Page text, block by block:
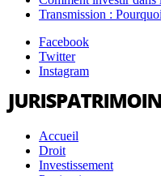
Transmission :
Facebook
Twitter
Instagram
Accueil
Droit
Investissement